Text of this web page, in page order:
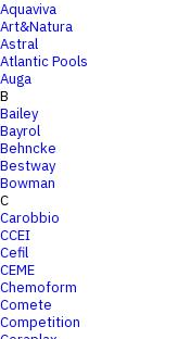
Aquaviva
Art&Natura
Astral
Atlantic Pools
Auga
B
Bailey
Bayrol
Behncke
Bestway
Bowman
C
Carobbio
CCEI
Cefil
CEME
Chemoform
Comete
Competition